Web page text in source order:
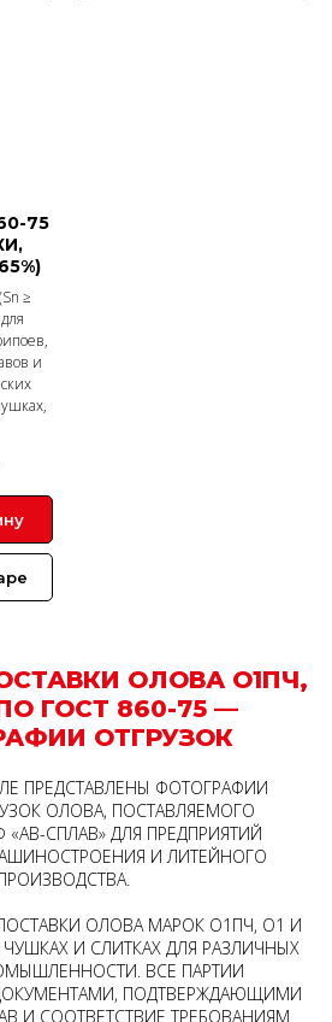
75
≥
и
ОЛОВА О1ПЧ,
ГОСТ 860-75 —
ОТГРУЗОК
ПРЕДСТАВЛЕНЫ ФОТОГРАФИИ
ОЛОВА, ПОСТАВЛЯЕМОГО
СПЛАВ» ДЛЯ ПРЕДПРИЯТИЙ
И ЛИТЕЙНОГО
ОЛОВА МАРОК О1ПЧ, О1 И
И СЛИТКАХ ДЛЯ РАЗЛИЧНЫХ
ВСЕ ПАРТИИ
ПОДТВЕРЖДАЮЩИМИ
И СООТВЕТСТВИЕ ТРЕБОВАНИЯМ